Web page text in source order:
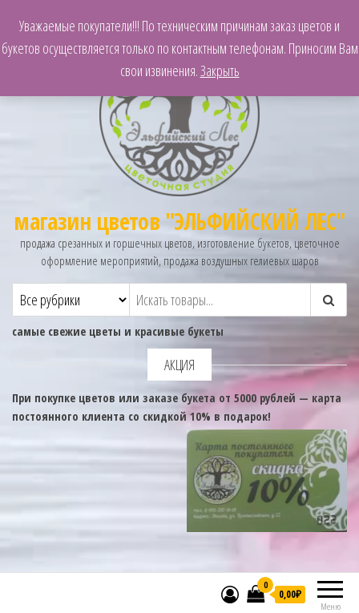
магазин цветов "ЭЛЬФИЙСКИЙ ЛЕС"
продажа срезанных и горшечных цветов, изготовление букетов, цветочное
оформление мероприятий, продажа воздушных гелиевых шаров
самые свежие цветы и красивые букеты
АКЦИЯ
При покупке цветов или заказе букета от 5000 рублей — карта
постоянного клиента со скидкой 10% в подарок!
Меню
0
0,00₽
Уважаемые покупатели!!! По техническим причинам заказ цветов и
букетов осуществляется только по контактным телефонам. Приносим Вам
свои извинения.Закрыть